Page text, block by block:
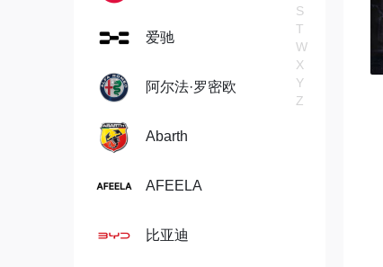
S
T
W
X
Y
Z
爱驰
阿尔法·罗密欧
Abarth
AFEELA
比亚迪